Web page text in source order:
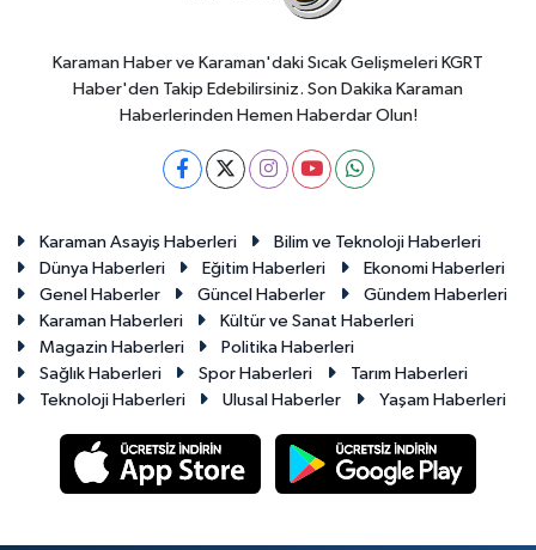
Karaman Haber ve Karaman'daki Sıcak Gelişmeleri KGRT
Haber'den Takip Edebilirsiniz. Son Dakika Karaman
Haberlerinden Hemen Haberdar Olun!
Karaman Asayiş Haberleri
Bilim ve Teknoloji Haberleri
Dünya Haberleri
Eğitim Haberleri
Ekonomi Haberleri
Genel Haberler
Güncel Haberler
Gündem Haberleri
Karaman Haberleri
Kültür ve Sanat Haberleri
Magazin Haberleri
Politika Haberleri
Sağlık Haberleri
Spor Haberleri
Tarım Haberleri
Teknoloji Haberleri
Ulusal Haberler Yaşam Haberleri